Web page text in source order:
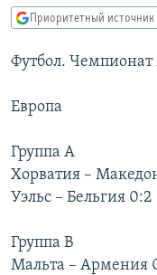
главной
навигации
Вернутся
поиску
IDEL.РЕАЛИИ
КАВКАЗ.РЕАЛИИ
СЕВЕР.РЕАЛИИ
РАСПИСАНИЕ
ПОДПИШИТЕСЬ НА
СОЦИАЛЬНЫЕ СЕТИ
Приоритетный источник
Футбол.
Европа
Группа A
Хорватия –
Уэльс – Бельгия 0:2
Группа B
Мальта – Армения